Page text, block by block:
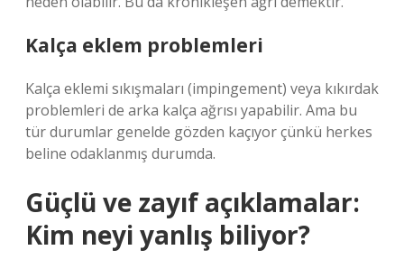
Kalça eklem problemleri
Kalça eklemi sıkışmaları (impingement) veya kıkırdak
problemleri de arka kalça ağrısı yapabilir. Ama bu
tür durumlar genelde gözden kaçıyor çünkü herkes
beline odaklanmış durumda.
Güçlü ve zayıf açıklamalar:
Kim neyi yanlış biliyor?